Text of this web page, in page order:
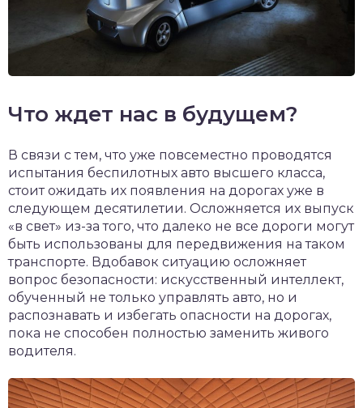
Что ждет нас в будущем?
В связи с тем, что уже повсеместно проводятся
испытания беспилотных авто высшего класса,
стоит ожидать их появления на дорогах уже в
следующем десятилетии. Осложняется их выпуск
«в свет» из-за того, что далеко не все дороги могут
быть использованы для передвижения на таком
транспорте. Вдобавок ситуацию осложняет
вопрос безопасности: искусственный интеллект,
обученный не только управлять авто, но и
распознавать и избегать опасности на дорогах,
пока не способен полностью заменить живого
водителя.